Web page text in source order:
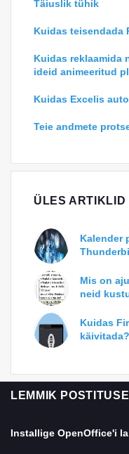
Täiuslik tühik
Kuidas teisendada
Kuidas reklaamida
ideid animeeritud
Kuidas Excelis
Teie andmete
ÜLES ARTIKLID
Kalender
Mis on
neid
Kuidas
LEMMIK
Installige OpenOffice'i